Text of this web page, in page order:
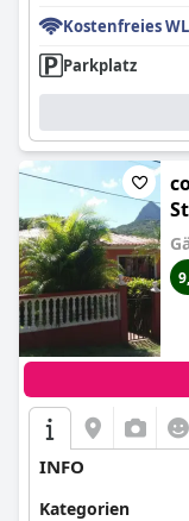
Kostenfreies
Parkplatz
INFO
Kategorien